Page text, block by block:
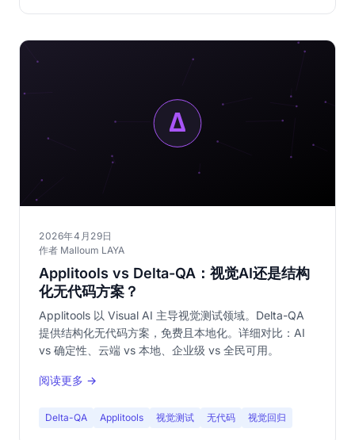
2026年4月29日
作者 Malloum LAYA
Applitools vs Delta-QA：视觉AI还是结构
化无代码方案？
Applitools 以 Visual AI 主导视觉测试领域。Delta-QA
提供结构化无代码方案，免费且本地化。详细对比：AI
vs 确定性、云端 vs 本地、企业级 vs 全民可用。
阅读更多 →
Delta-QA Applitools 视觉测试 无代码 视觉回归